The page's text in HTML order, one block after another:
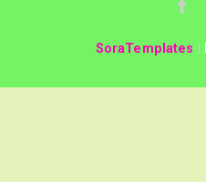
SoraTemplates